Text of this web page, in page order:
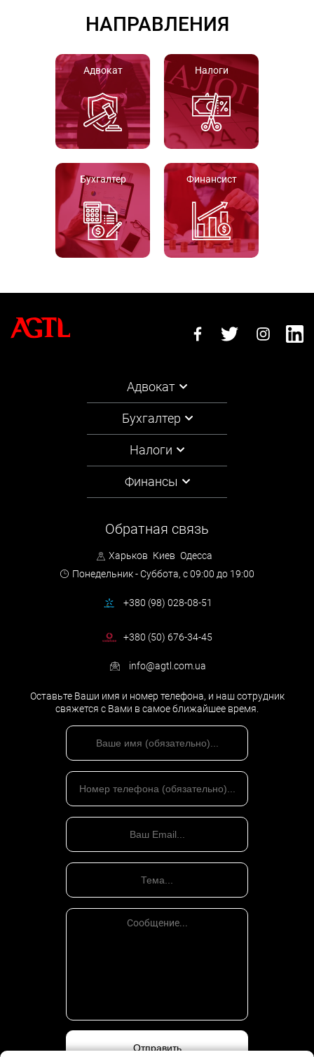
НАПРАВЛЕНИЯ
Адвокат Налоги
Бухгалтер Финансист
Адвокат
Бухгалтер
Налоги
Финансы
Обратная связь
Харьков Киев Одесса
Понедельник - Суббота, с 09:00 до 19:00
+380 (98) 028-08-51
+380 (50) 676-34-45
info@agtl.com.ua
Оставьте Ваши имя и номер телефона, и наш сотрудник
свяжется с Вами в самое ближайшее время.